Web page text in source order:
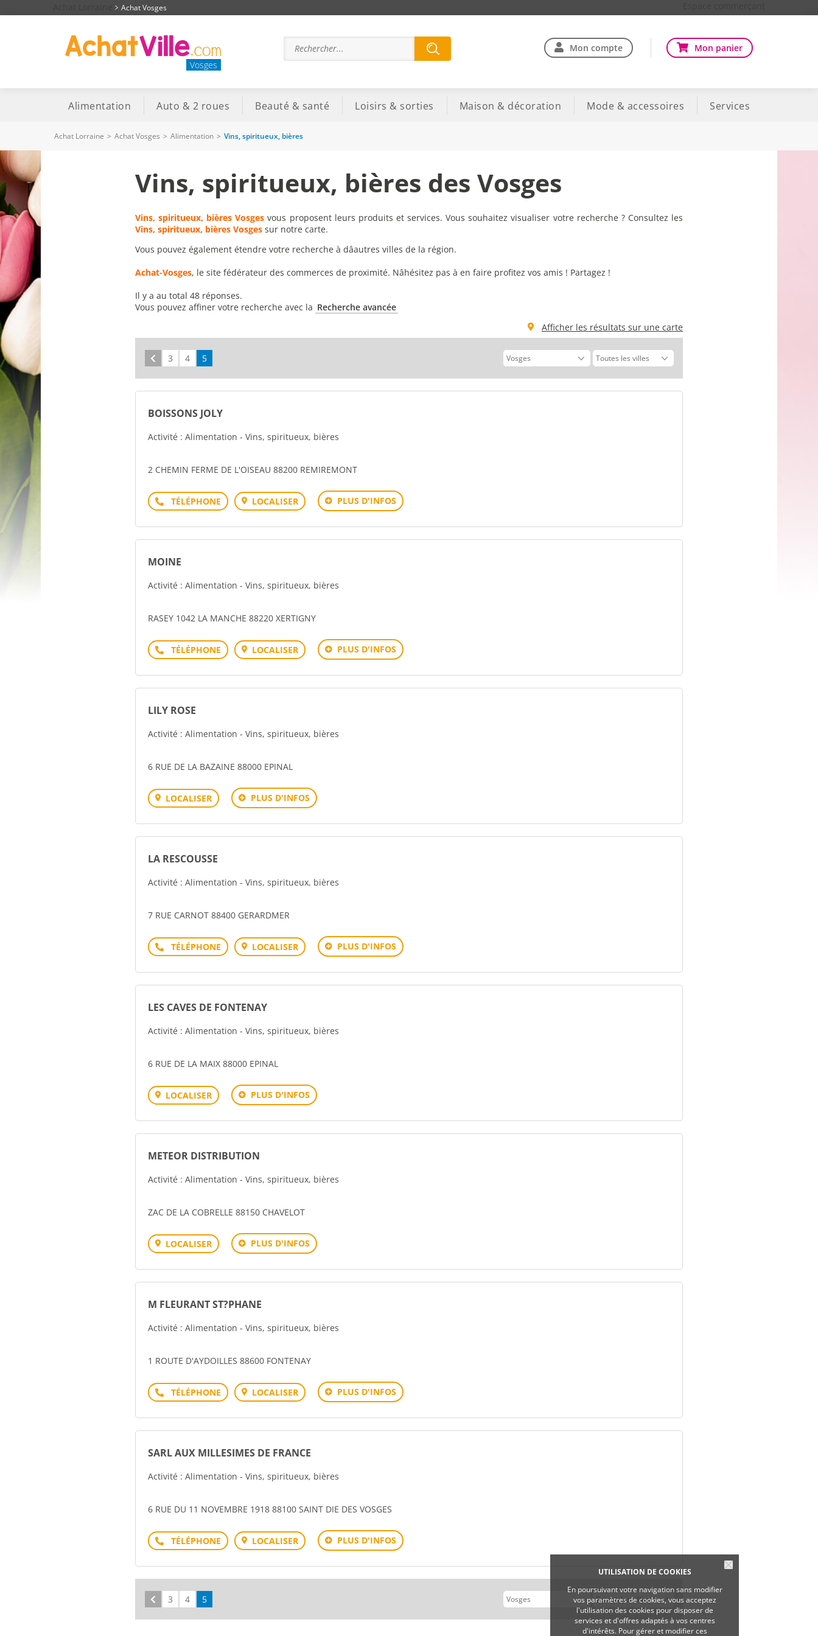
UTILISATION DE COOKIES
En poursuivant votre navigation sans modifier
vos paramètres de cookies, vous acceptez
l'utilisation des cookies pour disposer de
services et d'offres adaptés à vos centres
d'intérêts. Pour gérer et modifier ces
Achat Vosges
Vosges
Mon compte Mon panier
Alimentation Auto & 2 roues Beauté & santé Loisirs & sorties Maison & décoration Mode & accessoires Services
Achat Lorraine > Achat Vosges > Alimentation > Vins, spiritueux, bières
Vins, spiritueux, bières des Vosges
Vins, spiritueux, bières Vosges vous proposent leurs produits et services. Vous souhaitez visualiser votre recherche ? Consultez les
Vins, spiritueux, bières Vosges sur notre carte.
Vous pouvez également étendre votre recherche à dâautres villes de la région.
Achat-Vosges, le site fédérateur des commerces de proximité. Nâhésitez pas à en faire profitez vos amis ! Partagez !
Il y a au total 48 réponses.
Vous pouvez affiner votre recherche avec la Recherche avancée
Afficher les résultats sur une carte
Précédent
3 4 5
BOISSONS JOLY
Activité : Alimentation - Vins, spiritueux, bières
2 CHEMIN FERME DE L'OISEAU 88200 REMIREMONT
Téléphone LOCALISER PLUS D'INFOS
MOINE
Activité : Alimentation - Vins, spiritueux, bières
RASEY 1042 LA MANCHE 88220 XERTIGNY
Téléphone LOCALISER PLUS D'INFOS
LILY ROSE
Activité : Alimentation - Vins, spiritueux, bières
6 RUE DE LA BAZAINE 88000 EPINAL
LOCALISER PLUS D'INFOS
LA RESCOUSSE
Activité : Alimentation - Vins, spiritueux, bières
7 RUE CARNOT 88400 GERARDMER
Téléphone LOCALISER PLUS D'INFOS
LES CAVES DE FONTENAY
Activité : Alimentation - Vins, spiritueux, bières
6 RUE DE LA MAIX 88000 EPINAL
LOCALISER PLUS D'INFOS
METEOR DISTRIBUTION
Activité : Alimentation - Vins, spiritueux, bières
ZAC DE LA COBRELLE 88150 CHAVELOT
LOCALISER PLUS D'INFOS
M FLEURANT ST?PHANE
Activité : Alimentation - Vins, spiritueux, bières
1 ROUTE D'AYDOILLES 88600 FONTENAY
Téléphone LOCALISER PLUS D'INFOS
SARL AUX MILLESIMES DE FRANCE
Activité : Alimentation - Vins, spiritueux, bières
6 RUE DU 11 NOVEMBRE 1918 88100 SAINT DIE DES VOSGES
Téléphone LOCALISER PLUS D'INFOS
Précédent
3 4 5